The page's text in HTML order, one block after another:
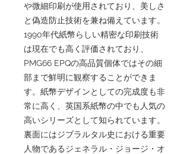
や微細印刷が使用されており、美しさ
と偽造防止技術を兼ね備えています。
1990年代紙幣らしい精密な印刷技術
は現在でも高く評価されており、
PMG66 EPQの高品質個体ではその細
部まで鮮明に観察することができま
す。紙幣デザインとしての完成度も非
常に高く、英国系紙幣の中でも人気の
高いシリーズとして知られています。
裏面にはジブラルタル史における重要
人物であるジェネラル・ジョージ・オ